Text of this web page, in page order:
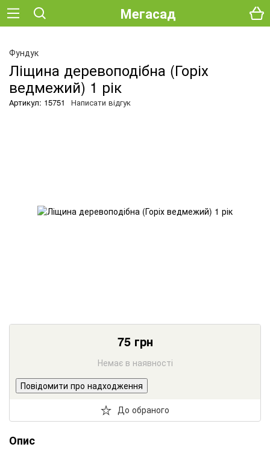
Мегасад
Фундук
Ліщина деревоподібна (Горіх
ведмежий) 1 рік
Артикул: 15751 Написати відгук
75грн
Немає в наявності
Повідомити про надходження
До обраного
Опис